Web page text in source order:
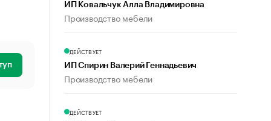
ИП Ковальчук Алла Владимировна
Производство мебели
ДЕЙСТВУЕТ
ИП Спирин Валерий Геннадьевич
Производство мебели
ДЕЙСТВУЕТ